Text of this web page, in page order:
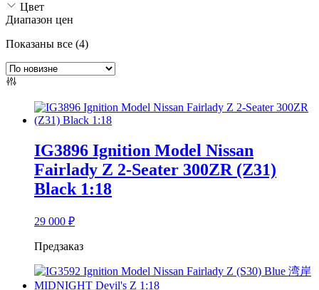
Цвет
Диапазон цен
Показаны все (4)Сортировка:
недавние
IG3896 Ignition Model Nissan
Fairlady Z 2-Seater 300ZR (Z31)
Black 1:18
29 000 ₽
Предзаказ